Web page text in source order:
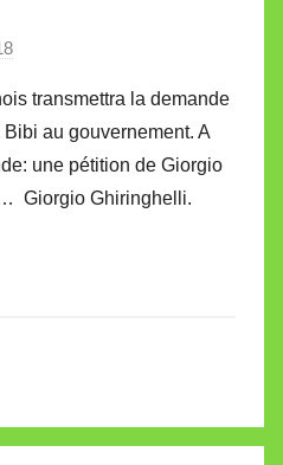
r
M
i
l
transmettra la demande
Bibi au gouvernement. A
une pétition de Giorgio
Giorgio Ghiringhelli.